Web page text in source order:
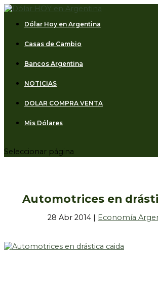
Dólar Hoy en Argentina
Casas de Cambio
Bancos Argentina
NOTICIAS
DOLAR COMPRA VENTA
Mis Dólares
Seleccionar página
Automotrices en
28 Abr 2014 | Economía